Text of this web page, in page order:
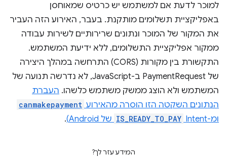
למוכר לדעת אם למשתמש יש כרטיס שמאוחסן
באפליקציית תשלומים מותקנת. בעבר, האירוע הזה העביר
את המקור של המוכר ונתונים שרירותיים לשירות עבודה
ממקור אפליקציית התשלומים, ללא ידיעת המשתמש.
התקשורת בין מקורות (CORS) התרחשה במהלך היצירה
של PaymentRequest ב-JavaScript, לא נדרשה תנועה של
המשתמש ולא הוצג ממשק משתמש כלשהו. העברת
הנתונים השקטה הזו הוסרה מהאירוע canmakepayment
ומ-Intent‏ IS_READY_TO_PAY של Android) .
המידע עזר לך?